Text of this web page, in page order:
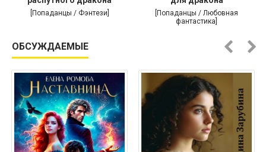
[Попаданцы / Фэнтези]
[Попаданцы / Любовная
фантастика]
ОБСУЖДАЕМЫЕ